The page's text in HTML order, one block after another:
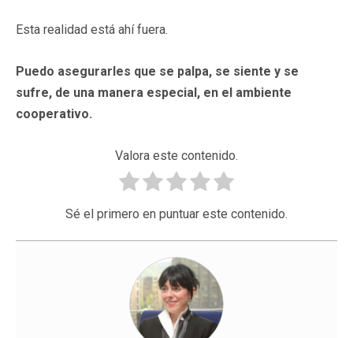
Esta realidad está ahí fuera.
Puedo asegurarles que se palpa, se siente y se
sufre, de una manera especial, en el ambiente
cooperativo.
Valora este contenido.
Sé el primero en puntuar este contenido.